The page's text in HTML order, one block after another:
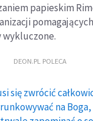
papieskim
wykluczone.
DEON.PL POLECA
się zwrócić
na